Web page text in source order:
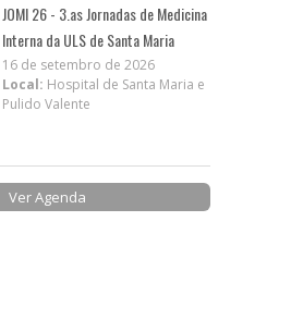
JOMI 26 - 3.as Jornadas de Medicina
Interna da ULS de Santa Maria
16 de setembro de 2026
Local: Hospital de Santa Maria e
Pulido Valente
Ver Agenda